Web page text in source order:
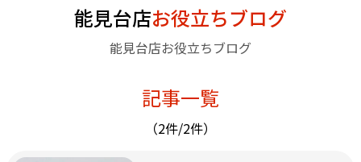
能見台店お役立ちブログ
能見台店お役立ちブログ
記事一覧
（2件/2件）